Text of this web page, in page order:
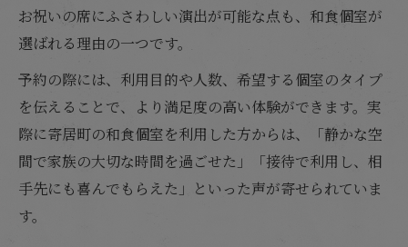
個室空間で刺身と和食を堪能する贅沢
静かな和食個室でゆったり旬を楽しむ
和食個室で季節ごとの刺身を味わう楽しさ
接待に最適な和食個室の選び方ガイド
接待で失敗しない和食個室の選び方
和食個室で印象を高める接待のポイント
刺身が楽しめる個室和食店の選定法
お祝いの席にふさわしい演出が可能な点も、和食個室が
選ばれる理由の一つです。
予約の際には、利用目的や人数、希望する個室のタイプ
を伝えることで、より満足度の高い体験ができます。実
際に寄居町の和食個室を利用した方からは、「静かな空
間で家族の大切な時間を過ごせた」「接待で利用し、相
手先にも喜んでもらえた」といった声が寄せられていま
す。